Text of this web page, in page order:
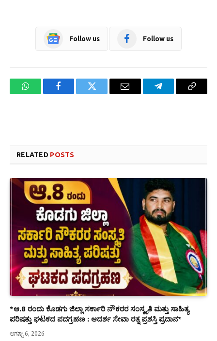
Follow us Follow us
WhatsAppFacebookTwitter Email TelegramCopy
RELATED POSTS
*ಆ.8 ರಂದು ಕೊಡಗು ಜಿಲ್ಲಾ ಸರ್ಕಾರಿ ನೌಕರರ ಸಂಸ್ಕೃತಿ ಮತ್ತು ಸಾಹಿತ್ಯ
ಪರಿಷತ್ತು ಘಟಕದ ಪದಗ್ರಹಣ : ಆದರ್ಶ ಸೇವಾ ರತ್ನ ಪ್ರಶಸ್ತಿ ಪ್ರದಾನ*
ಆಗಷ್ಟ್ 6, 2026